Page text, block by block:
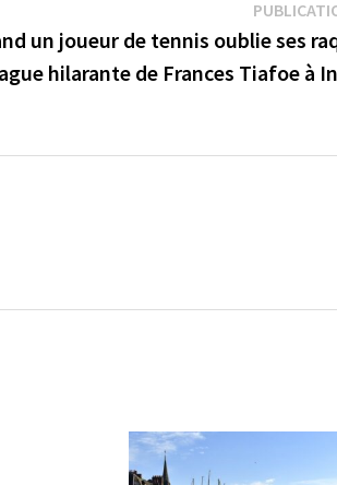
un joueur de tennis oublie ses
hilarante de Frances Tiafoe à